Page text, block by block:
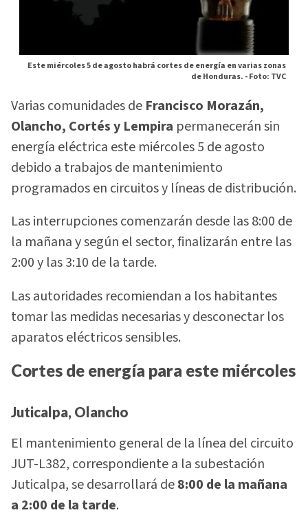
Este miércoles 5 de agosto habrá cortes de energía en varias zonas
de Honduras. -Foto: TVC
Varias comunidades de Francisco Morazán,
Olancho, Cortés y Lempira permanecerán sin
energía eléctrica este miércoles 5 de agosto
debido a trabajos de mantenimiento
programados en circuitos y líneas de distribución.
Las interrupciones comenzarán desde las 8:00 de
la mañana y según el sector, finalizarán entre las
2:00 y las 3:10 de la tarde.
Las autoridades recomiendan a los habitantes
tomar las medidas necesarias y desconectar los
aparatos eléctricos sensibles.
Cortes de energía para este miércoles
Juticalpa, Olancho
El mantenimiento general de la línea del circuito
JUT-L382, correspondiente a la subestación
Juticalpa, se desarrollará de8:00 de la mañana
a 2:00 de la tarde.